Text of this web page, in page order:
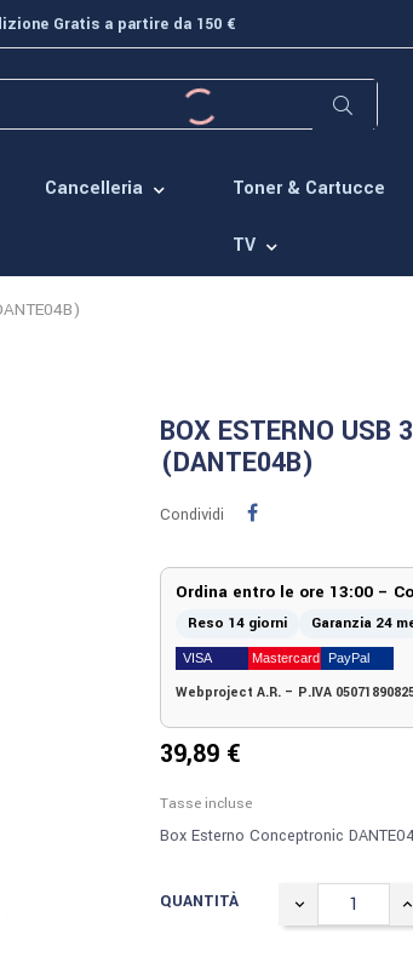
Gratis a partire da 150 €
Cancelleria Toner & Cartucce
TV
BOX ESTERNO USB
(DANTE04B)
Condividi
Ordina entro le ore 13:00 –
Reso 14 giorni Garanzia 24
Webproject A.R. – P.IVA
39,89 €
Tasse incluse
Box Esterno Conceptronic
QUANTITÀ